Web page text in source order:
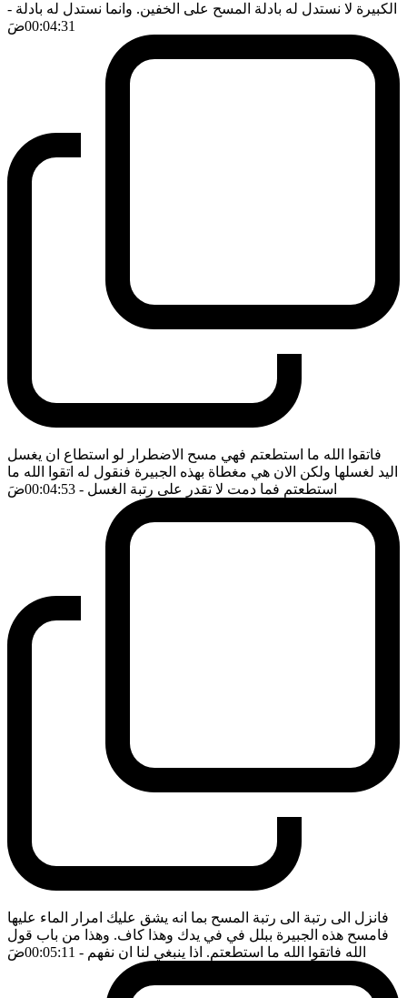
الكبيرة لا نستدل له بادلة المسح على الخفين. وانما نستدل له بادلة -
00:04:31ضَ
فاتقوا الله ما استطعتم فهي مسح الاضطرار لو استطاع ان يغسل
اليد لغسلها ولكن الان هي مغطاة بهذه الجبيرة فنقول له اتقوا الله ما
استطعتم فما دمت لا تقدر على رتبة الغسل - 00:04:53 ضَ
فانزل الى رتبة الى رتبة المسح بما انه يشق عليك امرار الماء عليها
فامسح هذه الجبيرة ببلل في في يدك وهذا كاف. وهذا من باب قول
الله فاتقوا الله ما استطعتم. اذا ينبغي لنا ان نفهم - 00:05:11 ضَ